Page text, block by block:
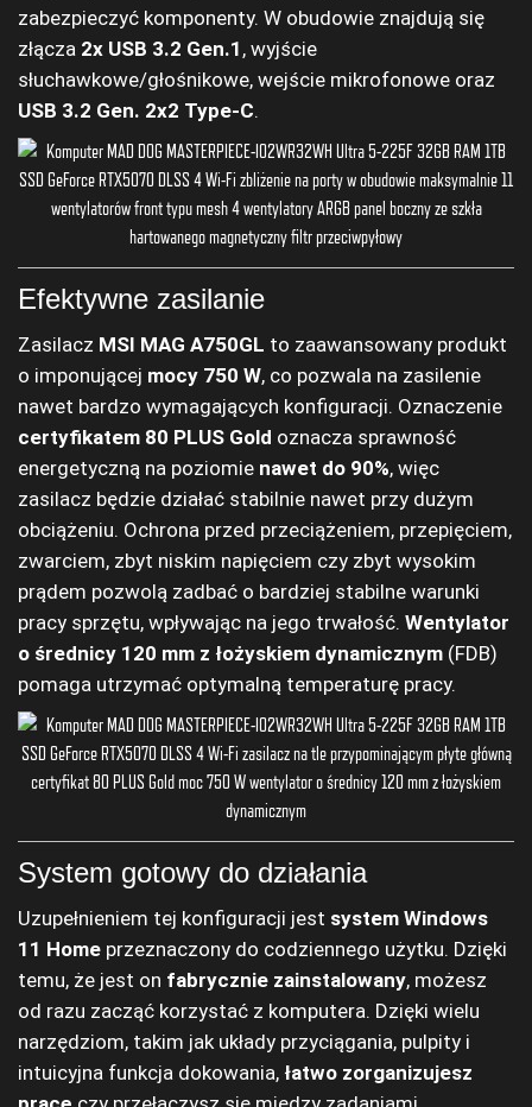
zabezpieczyć komponenty. W obudowie znajdują się
złącza 2x USB 3.2 Gen.1 , wyjście
słuchawkowe/głośnikowe, wejście mikrofonowe oraz
USB 3.2 Gen. 2x2 Type-C.
Efektywne zasilanie
Zasilacz MSI MAG A750GL to zaawansowany produkt
o imponującej mocy 750 W, co pozwala na zasilenie
nawet bardzo wymagających konfiguracji. Oznaczenie
certyfikatem 80 PLUS Gold oznacza sprawność
energetyczną na poziomie nawet do 90%, więc
zasilacz będzie działać stabilnie nawet przy dużym
obciążeniu. Ochrona przed przeciążeniem, przepięciem,
zwarciem, zbyt niskim napięciem czy zbyt wysokim
prądem pozwolą zadbać o bardziej stabilne warunki
pracy sprzętu, wpływając na jego trwałość. Wentylator
o średnicy 120 mm z łożyskiem dynamicznym (FDB)
pomaga utrzymać optymalną temperaturę pracy.
System gotowy do działania
Uzupełnieniem tej konfiguracji jest system Windows
11 Home przeznaczony do codziennego użytku. Dzięki
temu, że jest on fabrycznie zainstalowany, możesz
od razu zacząć korzystać z komputera. Dzięki wielu
narzędziom, takim jak układy przyciągania, pulpity i
intuicyjna funkcja dokowania, łatwo zorganizujesz